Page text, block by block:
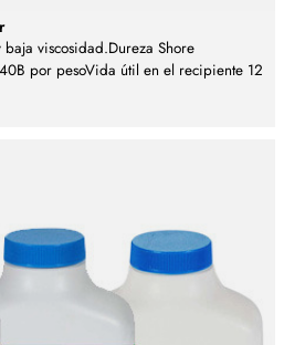
viscosidad.Dureza Shore
por pesoVida útil en el recipiente 12